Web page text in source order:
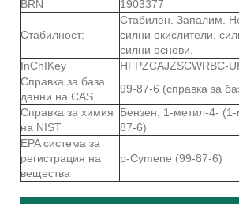
BRN
1903377
Стабилност:
Стабилен. Запалим.
силни окислители,
силни основи.
InChIKey
HFPZCAJZSCWRBC-
Справка за база
данни на CAS
99-87-6 (справка за
Справка за химия
на NIST
Бензен, 1-метил-4-
87-6)
EPA система за
регистрация на
вещества
p-Cymene (99-87-6)